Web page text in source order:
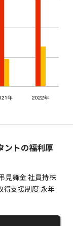
ントの福利厚
見舞金 社員持株
得支援制度 永年